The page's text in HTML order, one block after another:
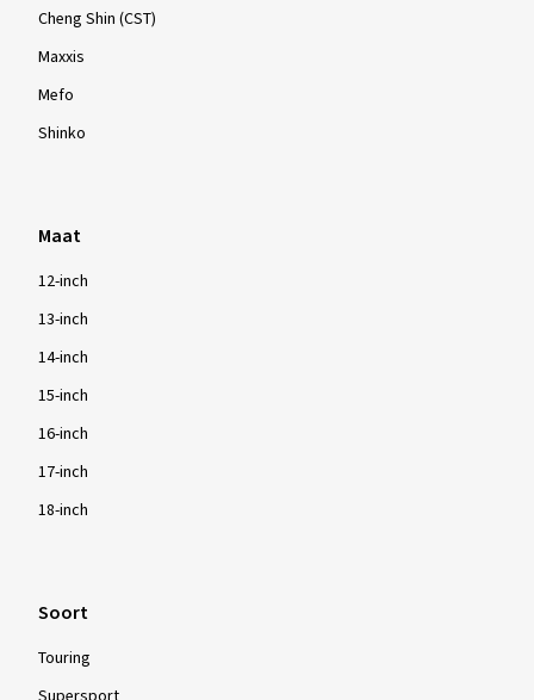
Cheng Shin (CST)
Maxxis
Mefo
Shinko
Maat
12-inch
13-inch
14-inch
15-inch
16-inch
17-inch
18-inch
Soort
Touring